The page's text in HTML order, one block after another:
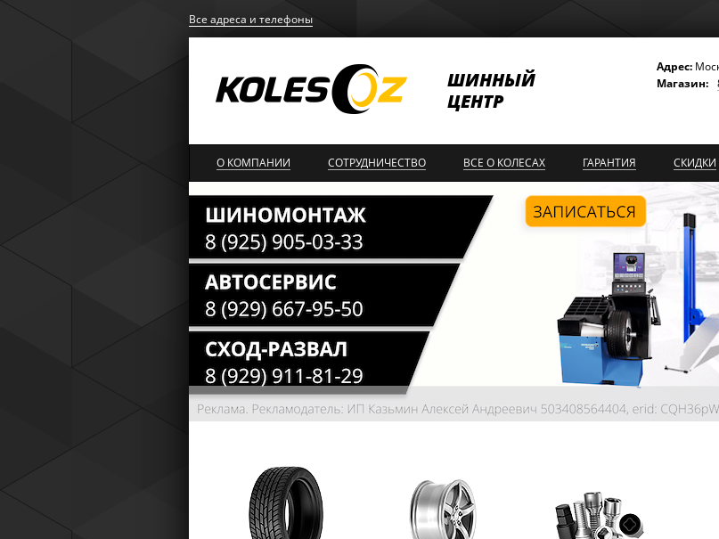
Все адреса и телефоны
ШИННЫЙ
ЦЕНТР
Адрес:
Магазин:
О КОМПАНИИ СОТРУДНИЧЕСТВО ВСЕ О КОЛЕСАХ ГАРАНТИЯ СКИДКИ